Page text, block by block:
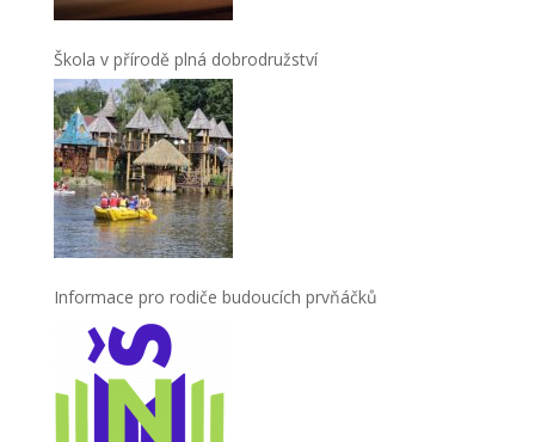
Škola v přírodě plná dobrodružství
Informace pro rodiče budoucích prvňáčků